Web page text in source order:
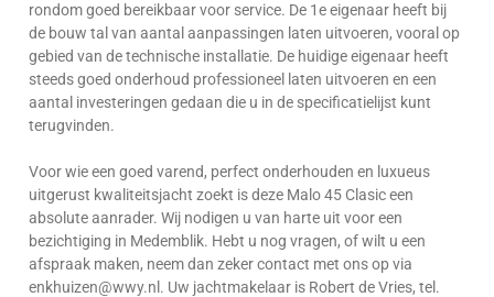
rondom goed bereikbaar voor service. De 1e eigenaar heeft bij
de bouw tal van aantal aanpassingen laten uitvoeren, vooral op
gebied van de technische installatie. De huidige eigenaar heeft
steeds goed onderhoud professioneel laten uitvoeren en een
aantal investeringen gedaan die u in de specificatielijst kunt
terugvinden.
Voor wie een goed varend, perfect onderhouden en luxueus
uitgerust kwaliteitsjacht zoekt is deze Malo 45 Clasic een
absolute aanrader. Wij nodigen u van harte uit voor een
bezichtiging in Medemblik. Hebt u nog vragen, of wilt u een
afspraak maken, neem dan zeker contact met ons op via
enkhuizen@wwy.nl. Uw jachtmakelaar is Robert de Vries, tel.